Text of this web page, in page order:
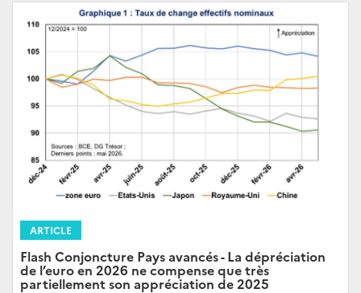
ARTICLE
Flash Conjoncture Pays avancés - La dépréciation
de l’euro en 2026 ne compense que très
partiellement son appréciation de 2025